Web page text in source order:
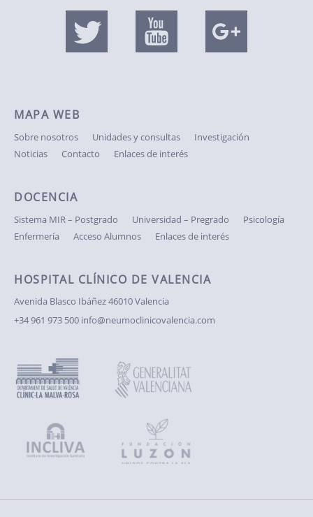
HOSPITAL CLÍNICO DE VALENCIA
Avenida Blasco Ibáñez46010 Valencia
+34 961 973 500 info@neumoclinicovalencia.com
MAPA WEB
Sobre nosotros Unidades y consultas
Investigación
Noticias
Contacto Enlaces de interés
DOCENCIA
Sistema MIR – Postgrado Universidad – Pregrado
Psicología
Enfermería
Acceso Alumnos Enlaces de interés